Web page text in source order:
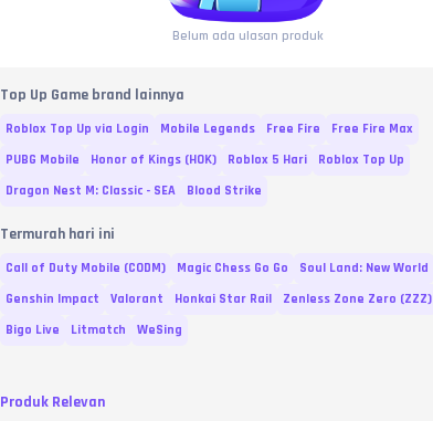
Belum ada ulasan produk
Top Up Game brand lainnya
Roblox Top Up via Login Mobile Legends Free Fire
Free Fire Max
PUBG Mobile
Honor of Kings (HOK) Roblox 5 Hari
Roblox Top Up
Dragon Nest M: Classic - SEA
Blood Strike
Termurah hari ini
Call of Duty Mobile (CODM) Magic Chess Go Go
Soul Land: New World
Genshin Impact
Valorant Honkai Star Rail
Zenless Zone Zero (ZZZ)
Bigo Live
Litmatch WeSing
Produk Relevan